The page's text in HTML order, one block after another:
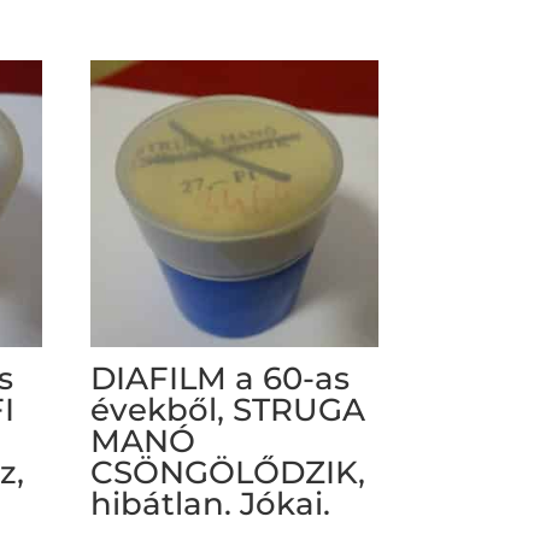
DIAFILM a 60-as
évekből, STRUGA
MANÓ
CSÖNGÖLŐDZIK,
hibátlan. Jókai.